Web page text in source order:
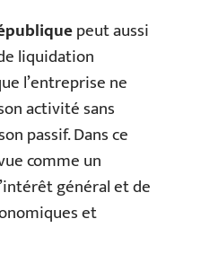
peut aussi
liquidation
l’entreprise ne
activité sans
passif. Dans ce
comme un
général et de
et